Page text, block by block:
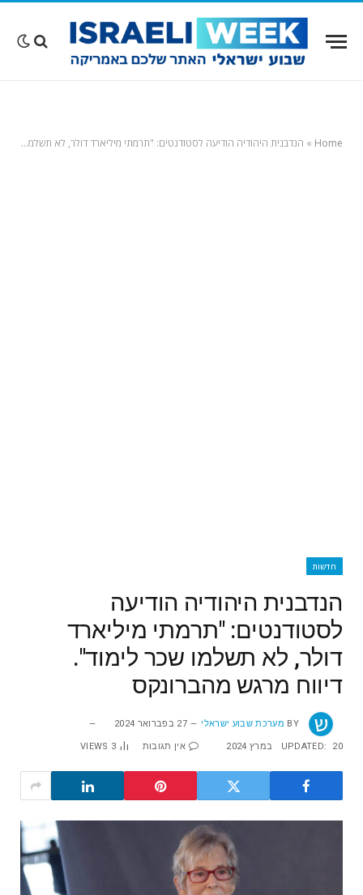
Home
» הנדבנית היהודיה הודיעה לסטודנטים: "תרמתי מיליארד דולר, לא תשלמו שכר לימוד". דיווח מרגש מהברונקס
חדשות
הנדבנית היהודיה הודיעה
לסטודנטים: "תרמתי מיליארד
דולר, לא תשלמו שכר לימוד".
דיווח מרגש מהברונקס
BY מערכת שבוע ישראלי 27 בפברואר 2024
UPDATED: 20 במרץ 2024 אין תגובות 3
VIEWS